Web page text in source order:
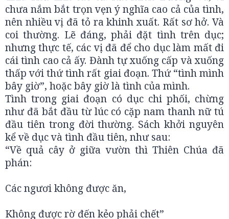
chưa nắm bắt trọn vẹn ý nghĩa cao cả của tình,
nên nhiều vị đã tỏ ra khinh xuất. Rất sơ hở. Và
coi thường. Lẽ đáng, phải đặt tình trên dục;
nhưng thực tế, các vị đã để cho dục làm mất đi
cái tình cao cả ấy. Đành tự xuống cấp và xuống
thấp với thứ tình rất giai đoạn. Thứ “tình mình
bây giờ”, hoặc bây giờ là tình của mình.
Tình trong giai đoạn có dục chi phối, chừng
như đã bắt đầu từ lúc có cặp nam thanh nữ tú
đầu tiên trong đời thường. Sách khởi nguyên
kể về dục và tình đầu tiên, như sau:
“Về quả cây ở giữa vườn thì Thiên Chúa đã
phán:
Các ngươi không được ăn,
Không được rờ đến kẻo phải chết”